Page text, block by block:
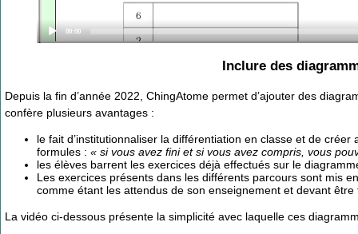
Current
00:00
Inclure des
Depuis la fin d’année 2022, ChingAtome permet d’ajouter des
confère plusieurs avantages :
le fait d’institutionnaliser la différentiation en classe et de créer
formules : « si vous avez fini et si vous avez compris, vous
les élèves barrent les exercices déjà effectués sur le
Les exercices présents dans les différents parcours sont mis
comme étant les attendus de son enseignement et devant
La vidéo ci-dessous présente la simplicité avec laquelle ces